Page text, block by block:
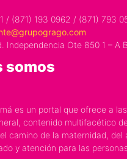
/ (871) 193 0962 / (871) 793
Independencia Ote 850 1 – A
somos
es un portal que ofrece a
contenido multifacético
camino de la maternidad, del
y atención para las